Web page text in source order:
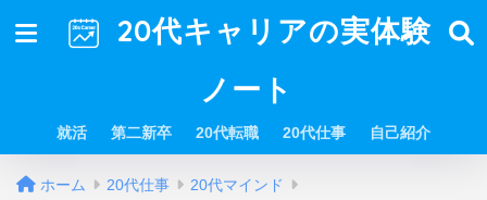
20代キャリアの実体験
ノート
就活 第二新卒 20代転職 20代仕事 自己紹介
ホーム 20代仕事 20代マインド